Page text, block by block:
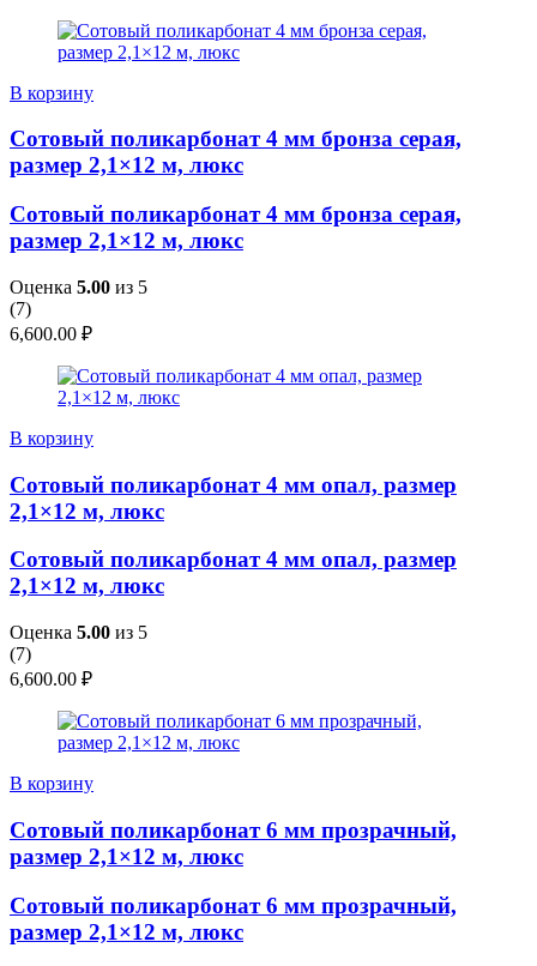
В корзину
Сотовый поликарбонат 4 мм бронза серая,
размер 2,1×12 м, люкс
Сотовый поликарбонат 4 мм бронза серая,
размер 2,1×12 м, люкс
Оценка 5.00 из 5
(7)
6,600.00 ₽
В корзину
Сотовый поликарбонат 4 мм опал, размер
2,1×12 м, люкс
Сотовый поликарбонат 4 мм опал, размер
2,1×12 м, люкс
Оценка 5.00 из 5
(7)
6,600.00 ₽
В корзину
Сотовый поликарбонат 6 мм прозрачный,
размер 2,1×12 м, люкс
Сотовый поликарбонат 6 мм прозрачный,
размер 2,1×12 м, люкс